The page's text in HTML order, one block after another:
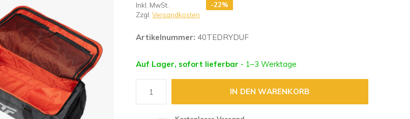
Inkl. MwSt.
Zzgl. Versandkosten
-22%
Artikelnummer: 40TEDRYDUF
Auf Lager, sofort lieferbar - 1–3 Werktage
IN DEN WARENKORB